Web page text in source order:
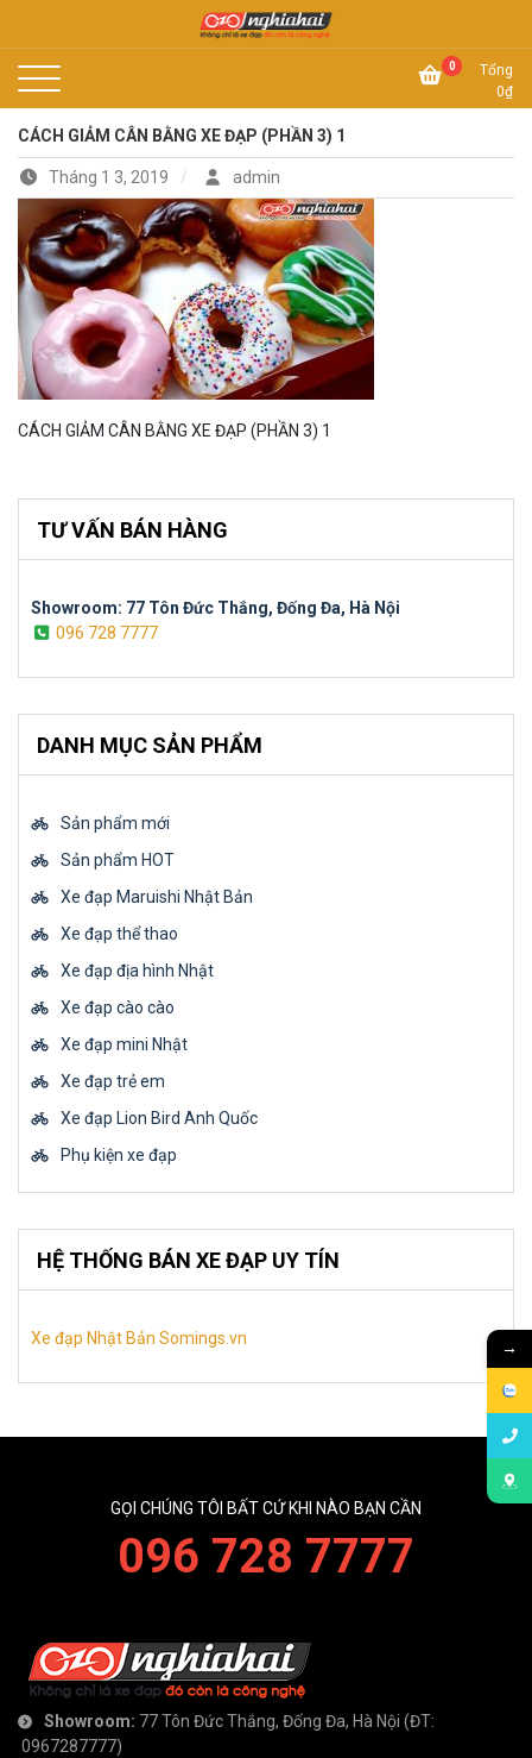
Xe đạp Nhật Nghĩa Hải 0
Tổng
0₫
CÁCH GIẢM CÂN BẰNG XE ĐẠP (PHẦN 3) 1
Tháng 1 3, 2019 admin
CÁCH GIẢM CÂN BẰNG XE ĐẠP (PHẦN 3) 1
TƯ VẤN BÁN HÀNG
Showroom: 77 Tôn Đức Thắng, Đống Đa, Hà Nội
096 728 7777
DANH MỤC SẢN PHẨM
Sản phẩm mới
Sản phẩm HOT
Xe đạp Maruishi Nhật Bản
Xe đạp thể thao
Xe đạp địa hình Nhật
Xe đạp cào cào
Xe đạp mini Nhật
Xe đạp trẻ em
Xe đạp Lion Bird Anh Quốc
Phụ kiện xe đạp
HỆ THỐNG BÁN XE ĐẠP UY TÍN
Xe đạp Nhật Bản Somings.vn
GỌI CHÚNG TÔI BẤT CỨ KHI NÀO BẠN CẦN
096 728 7777
Showroom: 77 Tôn Đức Thắng, Đống Đa, Hà Nội (ĐT:
0967287777)
→